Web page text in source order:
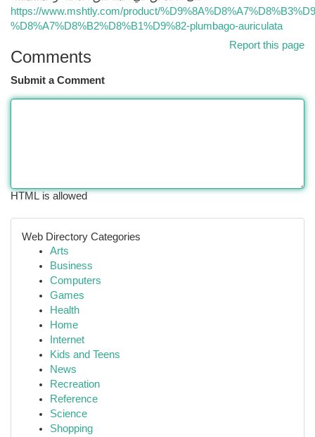
https://www.mshtly.com/product/
%D8%A7%D8%B2%D8%B1%D9%82-plumbago-auriculata
Report this page
Comments
Submit a Comment
HTML is allowed
Web Directory Categories
Arts
Business
Computers
Games
Health
Home
Internet
Kids and Teens
News
Recreation
Reference
Science
Shopping